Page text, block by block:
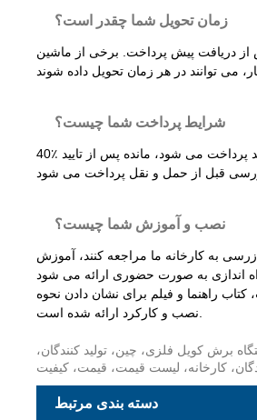
زمان تحویل شما چقدر است؟
روز پس از دریافت پیش پرداخت. برخی از ماشین
شرایط پرداخت شما چیست؟
40٪ سپرده قبل از تولید پرداخت می شود، مانده پس از تایید
نصب و آموزش شما چیست؟
به کارخانه ما مراجعه کنند، آموزش
راهنما و فیلم برای نشان دادن نحوه
برش کویل فلزی، چین، تولید کنندگان،
کارخانه، لیست قیمت، قیمت، کیفیت
دسته بندی مرتبط